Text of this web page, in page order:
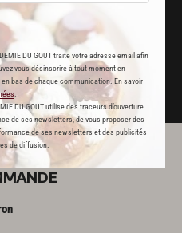
DU GOUT traite votre adresse email afin
vous désinscrire à tout moment en
bas de chaque communication. En savoir
DU GOUT utilise des traceurs d’ouverture
de ses newsletters, de vous proposer des
de ses newsletters et des publicités
de diffusion.
publicité
JE ME CONNECTE
GOÛT VOUS